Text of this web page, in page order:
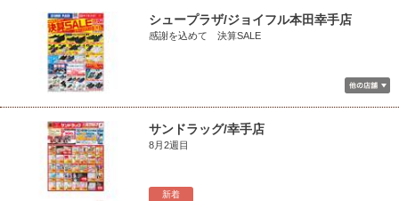
シュープラザ/ジョイフル本田幸手店
感謝を込めて 決算SALE
新着
サンドラッグ/幸手店
8月2週目